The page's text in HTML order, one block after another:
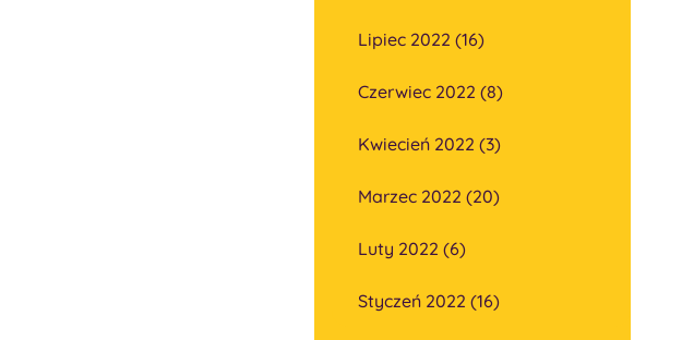
Lipiec 2022 (16)
Czerwiec 2022 (8)
Kwiecień 2022 (3)
Marzec 2022 (20)
Luty 2022 (6)
Styczeń 2022 (16)